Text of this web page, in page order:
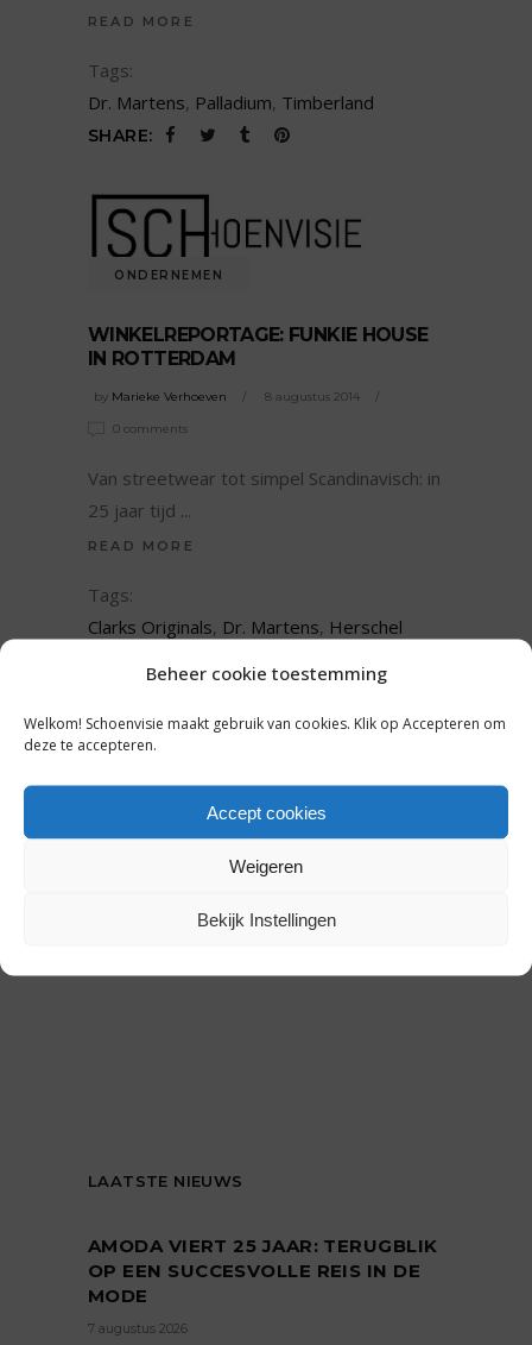
Beheer cookie toestemming
Welkom! Schoenvisie maakt gebruik van cookies. Klik op Accepteren om
deze te accepteren.
Accept cookies
Weigeren
Bekijk Instellingen
READ MORE
Tags:
Dr. Martens, Palladium, Timberland
SHARE:
ONDERNEMEN
WINKELREPORTAGE: FUNKIE HOUSE
IN ROTTERDAM
by Marieke Verhoeven 8 augustus 2014
0 comments
Van streetwear tot simpel Scandinavisch: in
25 jaar tijd
READ MORE
Tags:
Clarks Originals, Dr. Martens, Herschel
LAATSTE NIEUWS
AMODA VIERT 25 JAAR: TERUGBLIK
OP EEN SUCCESVOLLE REIS IN DE
MODE
7 augustus 2026